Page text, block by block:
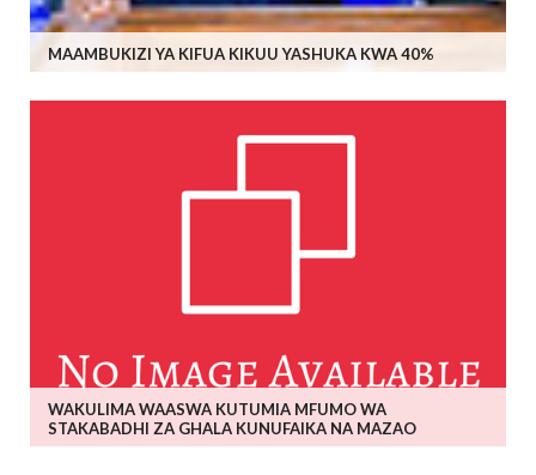
MAAMBUKIZI YA KIFUA KIKUU YASHUKA KWA 40%
WAKULIMA WAASWA KUTUMIA MFUMO WA
STAKABADHI ZA GHALA KUNUFAIKA NA MAZAO